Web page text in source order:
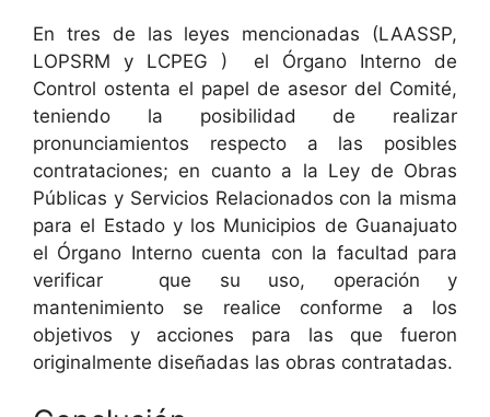
En tres de las leyes mencionadas (LAASSP,
LOPSRM y LCPEG ) el Órgano Interno de
Control ostenta el papel de asesor del Comité,
teniendo la posibilidad de realizar
pronunciamientos respecto a las posibles
contrataciones; en cuanto a la Ley de Obras
Públicas y Servicios Relacionados con la misma
para el Estado y los Municipios de Guanajuato
el Órgano Interno cuenta con la facultad para
verificar que su uso, operación y
mantenimiento se realice conforme a los
objetivos y acciones para las que fueron
originalmente diseñadas las obras contratadas.